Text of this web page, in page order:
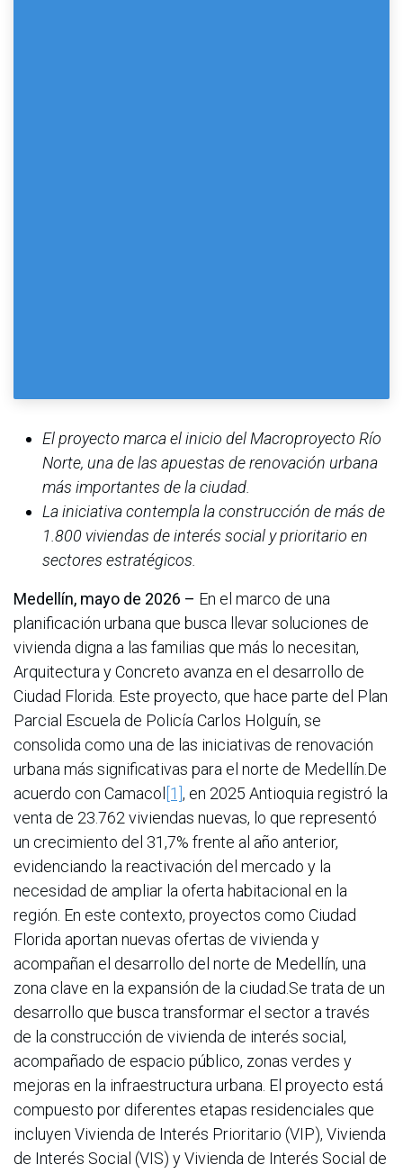
El proyecto marca el inicio del Macroproyecto Río
Norte, una de las apuestas de renovación urbana
más importantes de la ciudad.
La iniciativa contempla la construcción de más de
1.800 viviendas de interés social y prioritario en
sectores estratégicos.
Medellín, mayo de 2026 – En el marco de una
planificación urbana que busca llevar soluciones de
vivienda digna a las familias que más lo necesitan,
Arquitectura y Concreto avanza en el desarrollo de
Ciudad Florida. Este proyecto, que hace parte del Plan
Parcial Escuela de Policía Carlos Holguín, se
consolida como una de las iniciativas de renovación
urbana más significativas para el norte de Medellín.De
acuerdo con Camacol[1], en 2025 Antioquia registró la
venta de 23.762 viviendas nuevas, lo que representó
un crecimiento del 31,7% frente al año anterior,
evidenciando la reactivación del mercado y la
necesidad de ampliar la oferta habitacional en la
región. En este contexto, proyectos como Ciudad
Florida aportan nuevas ofertas de vivienda y
acompañan el desarrollo del norte de Medellín, una
zona clave en la expansión de la ciudad.Se trata de un
desarrollo que busca transformar el sector a través
de la construcción de vivienda de interés social,
acompañado de espacio público, zonas verdes y
mejoras en la infraestructura urbana. El proyecto está
compuesto por diferentes etapas residenciales que
incluyen Vivienda de Interés Prioritario (VIP), Vivienda
de Interés Social (VIS) y Vivienda de Interés Social de